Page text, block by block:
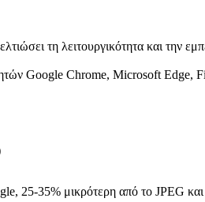
τη λειτουργικότητα και την
Google Chrome, Microsoft Edge,
25-35% μικρότερη από το JPEG